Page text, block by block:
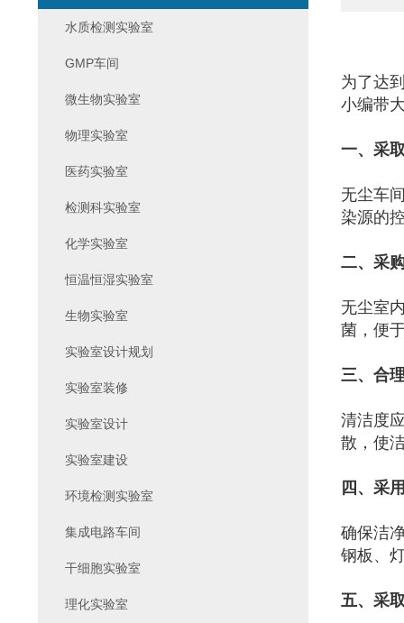
为了达
小编带
一、采
无尘车
染源的
二、采
无尘室
菌，便
三、合
清洁度
散，使
四、采
确保洁
钢板、
五、采
水质检测实验室
GMP车间
微生物实验室
物理实验室
医药实验室
检测科实验室
化学实验室
恒温恒湿实验室
生物实验室
实验室设计规划
实验室装修
实验室设计
实验室建设
环境检测实验室
集成电路车间
干细胞实验室
理化实验室